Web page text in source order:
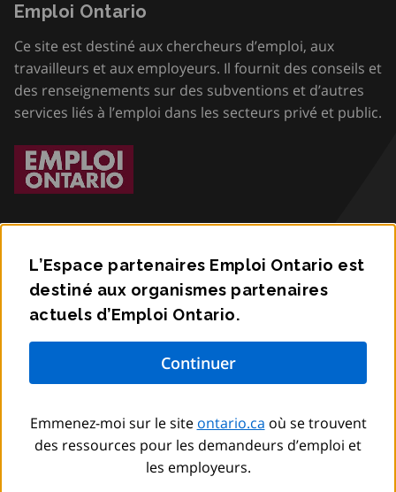
L’Espace partenaires Emploi Ontario est
destiné aux organismes partenaires
actuels d’Emploi Ontario.
Emmenez-moi sur le site ontario.ca où se trouvent
des ressources pour les demandeurs d’emploi et
les employeurs.
Emploi Ontario
Ce site est destiné aux chercheurs d’emploi, aux
travailleurs et aux employeurs. Il fournit des conseils et
des renseignements sur des subventions et d’autres
services liés à l’emploi dans les secteurs privé et public.
Accessibilité
Confidentialité
© Imprimeur du Roi pour l’Ontario,2012 –to
2026